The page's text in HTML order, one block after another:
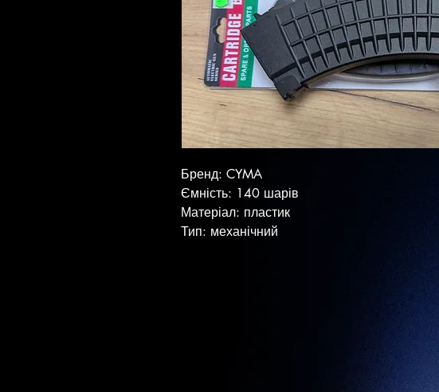
Бренд: CYMA
Ємність: 140 шарів
Матеріал: пластик
Тип: механічний